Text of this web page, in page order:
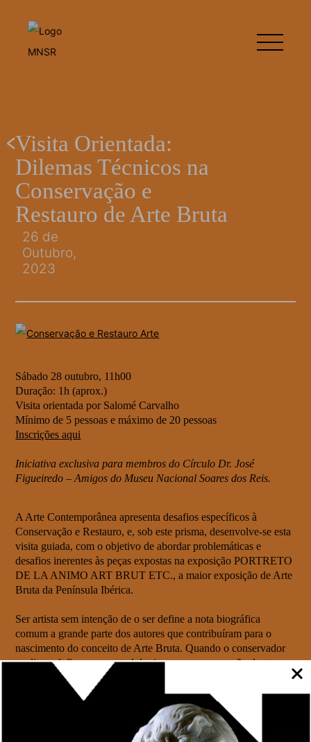
Visita Orientada:
Dilemas Técnicos na
Conservação e
Restauro de Arte Bruta
26 de
Outubro,
2023
Sábado 28 outubro, 11h00
Duração: 1h (aprox.)
Visita orientada por Salomé Carvalho
Mínimo de 5 pessoas e máximo de 20 pessoas
Inscrições aqui
Iniciativa exclusiva para membros do Círculo Dr. José
Figueiredo – Amigos do Museu Nacional Soares dos Reis.
A Arte Contemporânea apresenta desafios específicos à
Conservação e Restauro, e, sob este prisma, desenvolve-se esta
visita guiada, com o objetivo de abordar problemáticas e
desafios inerentes às peças expostas na exposição PORTRETO
DE LA ANIMO ART BRUT ETC., a maior exposição de Arte
Bruta da Península Ibérica.
Ser artista sem intenção de o ser define a nota biográfica
comum a grande parte dos autores que contribuíram para o
nascimento do conceito de Arte Bruta. Quando o conservador
analisa e define uma metodologia para a conservação deste
espólio, não poderá descurar o contexto social, cultural e
biográfico do autor.
A obra é a obra e a sua circunstância – a singularidade e a
contingência dos materiais reflete a autoria. O gesto percursor